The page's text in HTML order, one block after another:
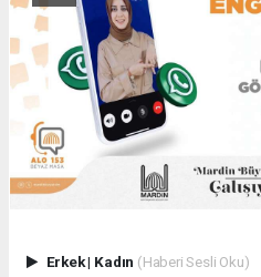
Erkek| Kadın (Haberi Sesli Oku)